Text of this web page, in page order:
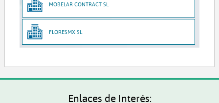
MOBELAR CONTRACT SL
FLORESMX SL
Enlaces de Interés: